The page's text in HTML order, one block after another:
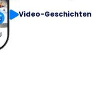
Video-Geschichten